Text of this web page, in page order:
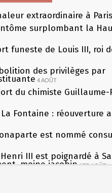
extraordinaire à Paris
surplombant la
funeste de Louis III, roi
des privilèges par
4 AOÛT
du chimiste Guillaume-
Fontaine : réouverture
est nommé
III est poignardé à
moine jacobin 1ER AOÛT